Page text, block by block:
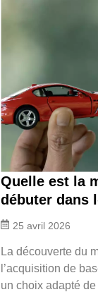
Quelle est la
débuter dans
25 avril 2026
La découverte du
l’acquisition de
un choix adapté